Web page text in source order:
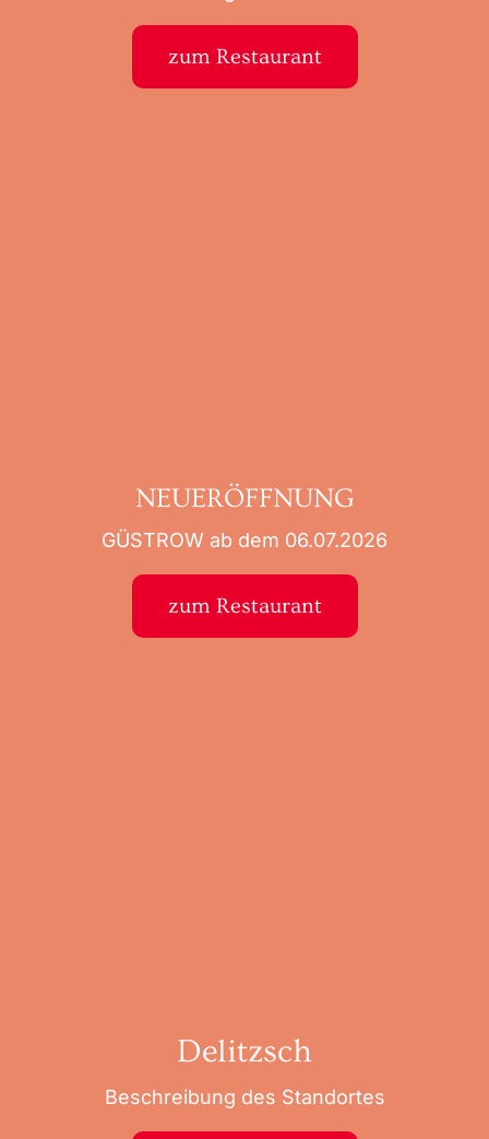
zum Restaurant
NEUERÖFFNUNG
GÜSTROW ab dem 06.07.2026
zum Restaurant
Delitzsch
Beschreibung des Standortes